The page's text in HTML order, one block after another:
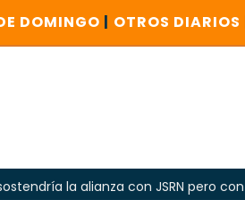
DOMINGO | OTROS DIARIOS
alianza con JSRN pero con más